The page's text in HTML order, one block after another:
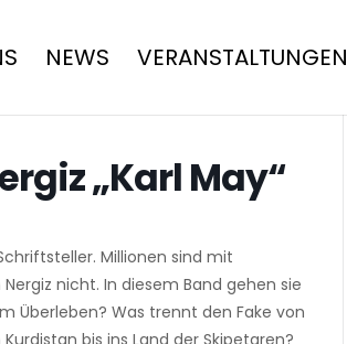
NEWS VERANSTALTUNGEN
„Karl May“
Millionen sind mit
nicht. In diesem Band gehen sie
Überleben? Was trennt den Fake von
bis ins Land der Skipetaren?